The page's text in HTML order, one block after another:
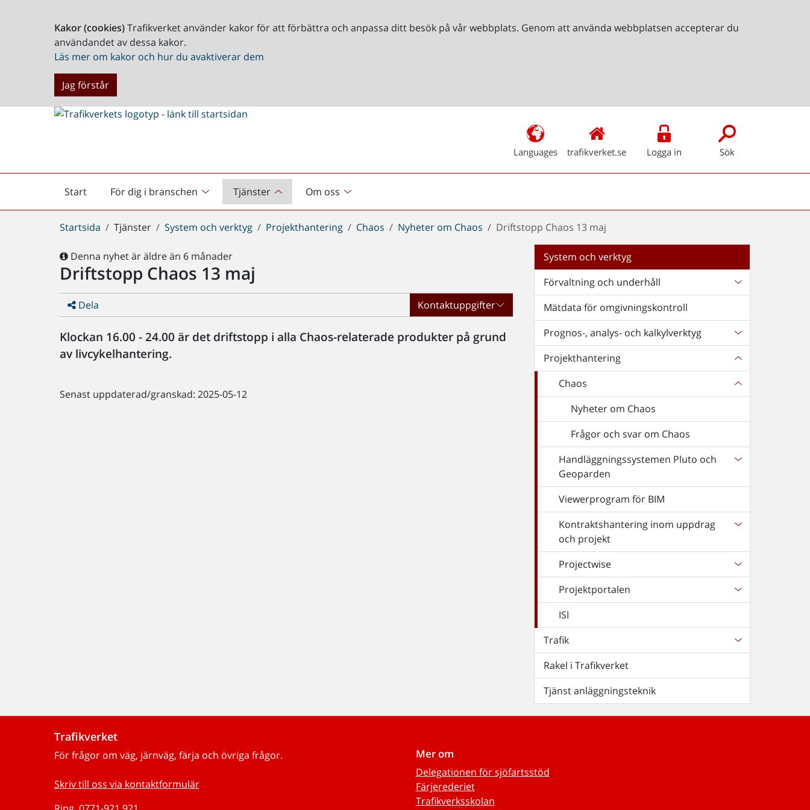
Kakor (cookies)Trafikverket använder kakor för att förbättra och anpassa ditt besök på vår webbplats. Genom att använda webbplatsen accepterar du
användandet av dessa kakor.
Läs mer om kakor och hur du avaktiverar dem
Jag förstår
Languages trafikverket.se Logga in Sök
Start
Startsida För dig i branschen Tjänster Om oss
Du
här:
Startsida Tjänster System och verktyg Projekthantering Chaos Nyheter om Chaos Driftstopp Chaos 13 maj
Denna nyhet är äldre än 6 månader
Driftstopp Chaos 13 maj
Dela Kontaktuppgifter
Klockan 16.00 - 24.00 är det driftstopp i alla Chaos-relaterade produkter på grund
av livcykelhantering.
Senast uppdaterad/granskad: 2025-05-12
System och verktyg
Förvaltning och underhåll
Mätdata för omgivningskontroll
Prognos-, analys- och kalkylverktyg
Projekthantering
Chaos
Nyheter om Chaos
Frågor och svar om Chaos
Handläggningssystemen Pluto och
Geoparden
Viewerprogram för BIM
Kontraktshantering inom uppdrag
och projekt
Projectwise
Projektportalen
ISI
Trafik
Rakel i Trafikverket
Tjänst anläggningsteknik
Trafikverket
För frågor om väg, järnväg, färja och övriga frågor.
Skriv till oss via kontaktformulär
Mer om
Delegationen för sjöfartsstöd
Färjerederiet
Trafikverksskolan